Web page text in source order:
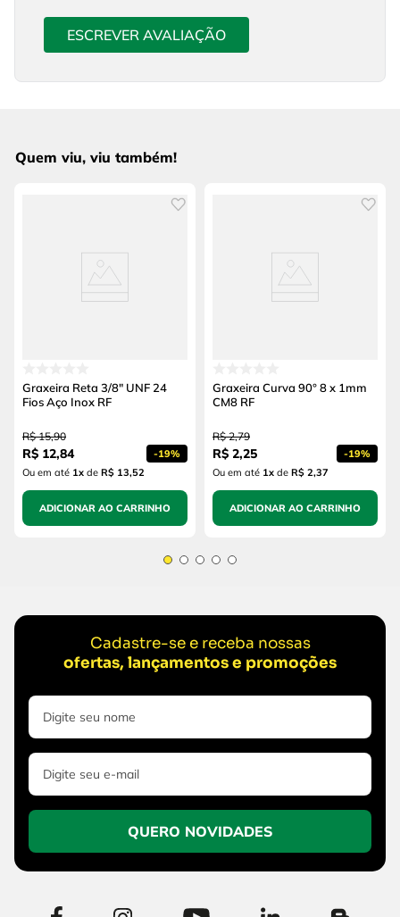
ESCREVER AVALIAÇÃO
Quem viu, viu também!
Graxeira Reta 3/8" UNF 24
Fios Aço Inox RF
R$ 15,90
R$ 12,84 -19%
Ou em até 1x de R$ 13,52
ADICIONAR AO CARRINHO
Graxeira Curva 90° 8 x 1mm
CM8 RF
R$ 2,79
R$ 2,25 -19%
Ou em até 1x de R$ 2,37
ADICIONAR AO CARRINHO
Cadastre-se e receba nossas
ofertas, lançamentos e promoções
QUERO NOVIDADES